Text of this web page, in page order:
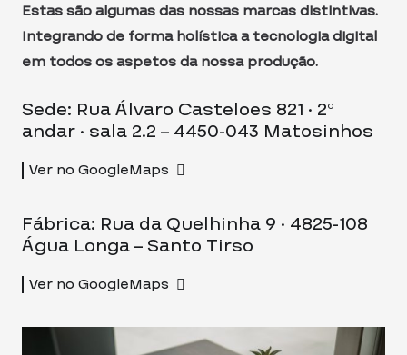
Estas são algumas das nossas marcas distintivas.
Integrando de forma holística a tecnologia digital
em todos os aspetos da nossa produção.
Sede: Rua Álvaro Castelões 821 · 2º
andar · sala 2.2 – 4450-043 Matosinhos
Ver no GoogleMaps
Fábrica: Rua da Quelhinha 9 · 4825-108
Água Longa – Santo Tirso
Ver no GoogleMaps